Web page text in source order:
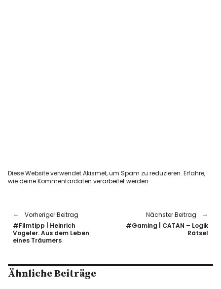
Diese Website verwendet Akismet, um Spam zu reduzieren.Erfahre,
wie deine Kommentardaten verarbeitet werden.
Vorheriger Beitrag
#Filmtipp | Heinrich
Vogeler. Aus dem Leben
eines Träumers
Nächster Beitrag
#Gaming | CATAN – Logik
Rätsel
Ähnliche Beiträge